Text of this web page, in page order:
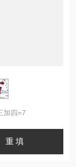
加四=7